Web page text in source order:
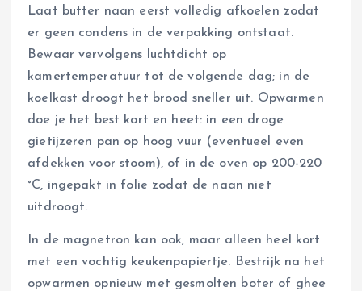
Laat butter naan eerst volledig afkoelen zodat
er geen condens in de verpakking ontstaat.
Bewaar vervolgens luchtdicht op
kamertemperatuur tot de volgende dag; in de
koelkast droogt het brood sneller uit. Opwarmen
doe je het best kort en heet: in een droge
gietijzeren pan op hoog vuur (eventueel even
afdekken voor stoom), of in de oven op 200-220
°C, ingepakt in folie zodat de naan niet
uitdroogt.
In de magnetron kan ook, maar alleen heel kort
met een vochtig keukenpapiertje. Bestrijk na het
opwarmen opnieuw met gesmolten boter of ghee